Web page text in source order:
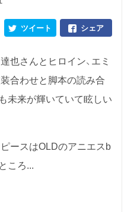
シェア
ツイート
也さんとヒロイン、エミ
合わせと脚本の読み合
未来が輝いていて眩しい
ースはOLDのアニエスb
ころ...